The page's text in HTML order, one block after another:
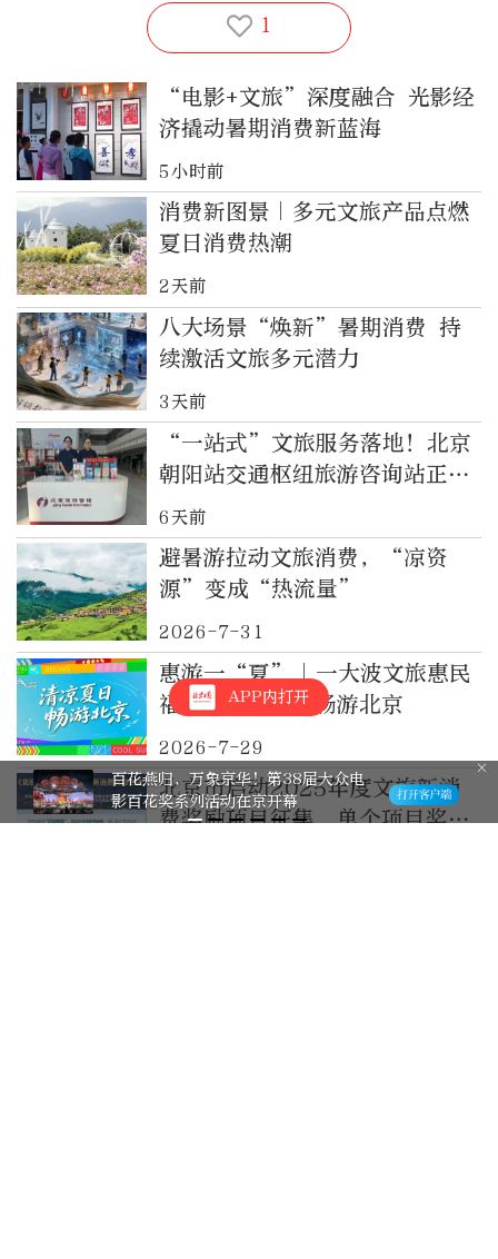
1
“电影+文旅”深度融合 光影经
济撬动暑期消费新蓝海
5小时前
消费新图景｜多元文旅产品点燃
夏日消费热潮
2天前
八大场景“焕新”暑期消费 持
续激活文旅多元潜力
3天前
“一站式”文旅服务落地！北京
朝阳站交通枢纽旅游咨询站正式
运营
6天前
避暑游拉动文旅消费，“凉资
源”变成“热流量”
2026-7-31
惠游一“夏”｜一大波文旅惠民
福利上新，邀你畅游北京
2026-7-29
北京市启动2025年度文旅新消
费奖励项目征集，单个项目奖励
APP内打开
百花燕归，万象京华！第38届大众电
影百花奖系列活动在京开幕